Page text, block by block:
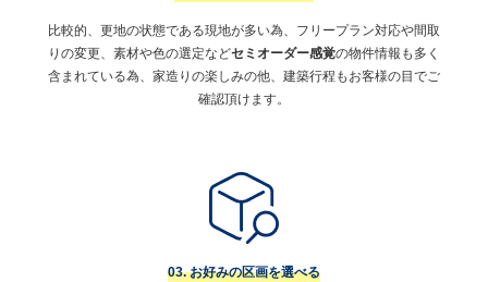
比較的、更地の状態である現地が多い為、フリープラン対応や間取
りの変更、素材や色の選定などセミオーダー感覚の物件情報も多く
含まれている為、家造りの楽しみの他、建築行程もお客様の目でご
確認頂けます。
03. お好みの区画を選べる